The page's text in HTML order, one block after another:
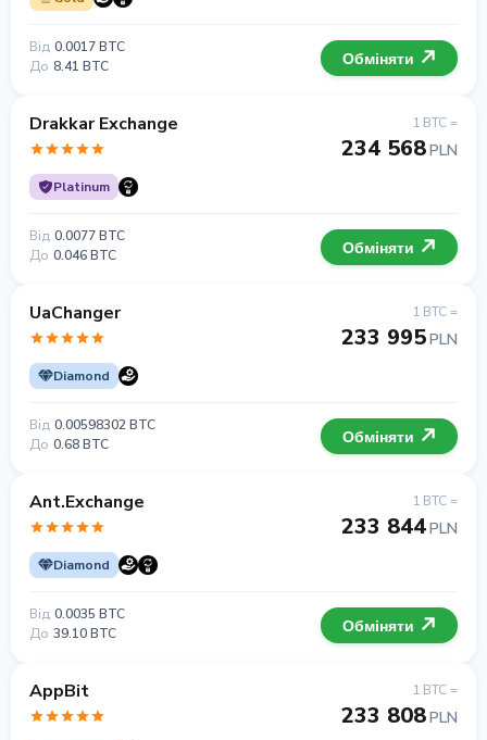
Від 0.0017 BTC
До 8.41 BTC Обміняти
Drakkar Exchange
Platinum
1 BTC =
234 568PLN
Від 0.0077 BTC
До 0.046 BTC Обміняти
UaChanger
Diamond
1 BTC =
233 995PLN
Від 0.00598302 BTC
До 0.68 BTC Обміняти
Ant.Exchange
Diamond
1 BTC =
233 844PLN
Від 0.0035 BTC
До 39.10 BTC Обміняти
AppBit 1 BTC =
233 808PLN